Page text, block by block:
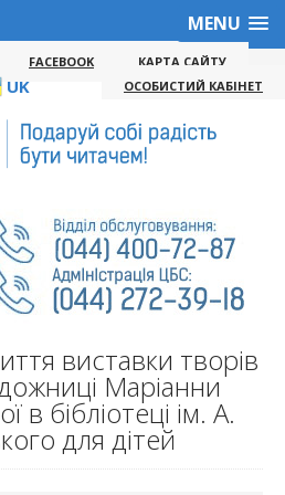
MENU
FACEBOOK КАРТА САЙТУ
UK ОСОБИСТИЙ КАБІНЕТ
виставки творів
Маріанни
в бібліотеці ім. А.
для дітей